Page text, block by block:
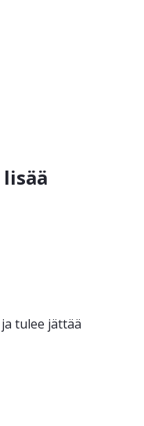
tulee jättää